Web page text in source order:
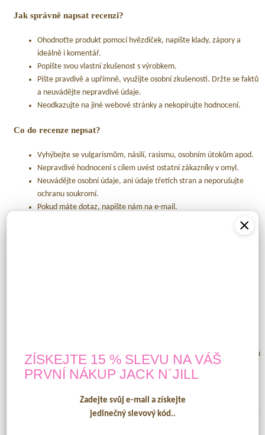
Jak správně napsat recenzi?
Ohodnoťte produkt pomocí hvězdiček, napište klady, zápory a
ideálně i komentář.
Popište svou vlastní zkušenost s výrobkem.
Pište pravdivě a upřímně, využijte osobní zkušenosti. Držte se faktů
a neuvádějte nepravdivé údaje.
Neodkazujte na jiné webové stránky a nekopírujte hodnocení.
Co do recenze nepsat?
Vyhýbejte se vulgarismům, násilí, rasismu, osobním útokům apod.
Nepravdivé hodnocení s cílem uvést ostatní zákazníky v omyl.
Neuvádějte osobní údaje, ani údaje třetích stran a neporušujte
ochranu soukromí.
Pokud máte dotaz, napište nám na e-mail.
Problémy, které přímo nesouvisejí s kvalitou výrobku, například
shrnutí zkušeností získaných používáním produktu. Při psaní hodnocení jsou
důležité jak klady produktu, tak i zápory. Nezapomeňte napsat, co vás
překvapilo nebo naopak zklamalo. V takovém případě se vyhněte
Hodnocení pište stručně, přehledně, klidně i v bodech. V dnešní uspěchané
ZÍSKEJTE 15 % SLEVU NA VÁŠ
PRVNÍ NÁKUPJACK N´JILL
Zadejte svůj e-mail a získejte
jedinečný slevový kód..